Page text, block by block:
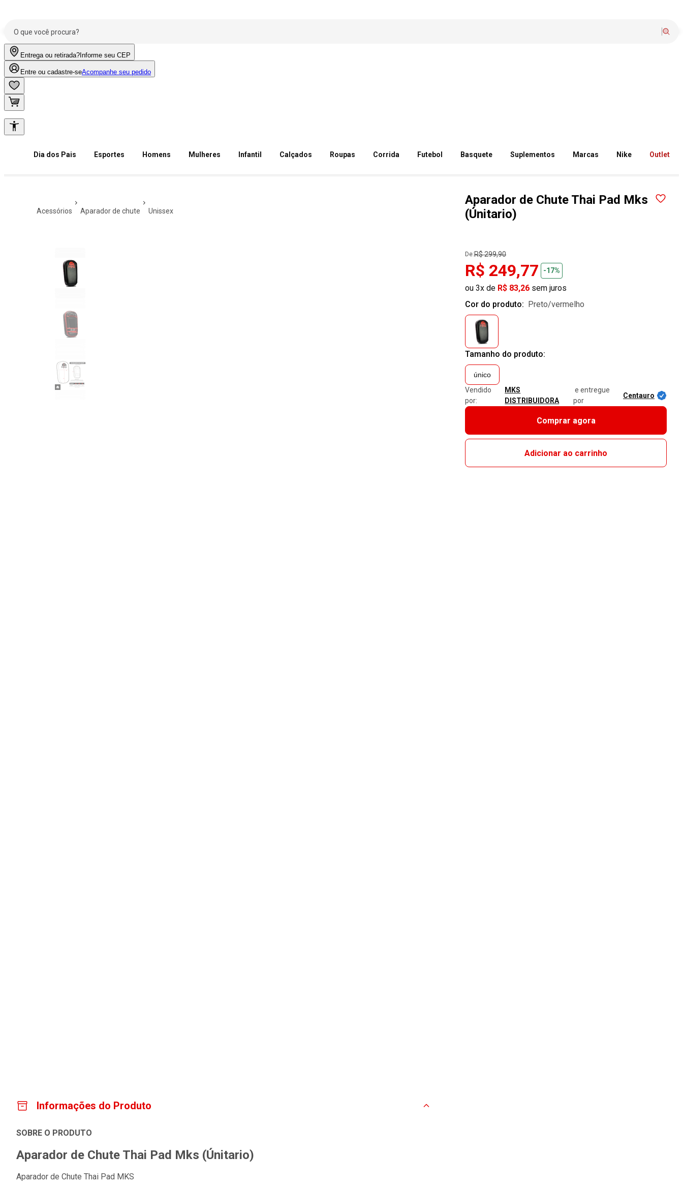
Entrega ou retirada? Informe seu CEP
Entre ou cadastre-seAcompanhe seu pedido
Dia dos Pais Esportes Homens Mulheres Infantil Calçados Roupas Corrida Futebol Basquete Suplementos Marcas Nike Outlet
acessórios aparador de chute unissex
Aparador de Chute Thai Pad Mks
(Únitario)
De:R$ 299,90
R$ 249,77 -17%
ou 3x de R$ 83,26 sem juros
Cor do produto:
preto/vermelho
Tamanho do produto:
único
Vendido
por:
MKS
DISTRIBUIDORA
e entregue
por
Centauro
Comprar agora
Adicionar ao carrinho
Informações do Produto
SOBRE O PRODUTO
Aparador de Chute Thai Pad Mks (Únitario)
Aparador de Chute Thai Pad MKS